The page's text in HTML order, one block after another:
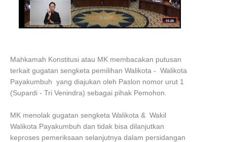
Mahkamah Konstitusi atau MK membacakan putusan
terkait gugatan sengketa pemilihan Walikota - Walikota
Payakumbuh yang diajukan oleh Paslon nomor urut 1
(Supardi - Tri Venindra) sebagai pihak Pemohon.
MK menolak gugatan sengketa Walikota & Wakil
Walikota Payakumbuh dan tidak bisa dilanjutkan
keproses pemeriksaan selanjutnya dalam persidangan